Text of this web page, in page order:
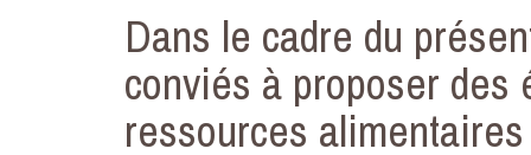
Dans le cadre du
conviés à proposer
ressources